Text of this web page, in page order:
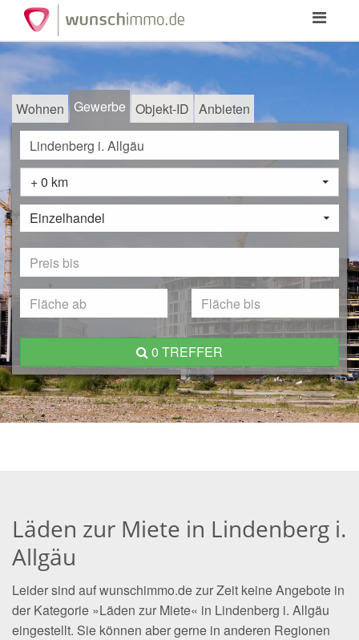
Toggle
Wohnen Gewerbe Objekt-ID Anbieten
+ 0 km
Einzelhandel
0 TREFFER
Läden zur Miete in Lindenberg i.
Allgäu
Leider sind auf wunschimmo.de zur Zeit keine Angebote in
der Kategorie »Läden zur Miete« in Lindenberg i. Allgäu
eingestellt. Sie können aber gerne in anderen Regionen